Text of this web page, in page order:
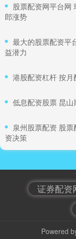
股票配资网平台网
郎涨势
最大的股票配资平
益潜力
港股配资杠杆 按
低息配资股票 昆
泉州股票配资 股
资决策
证券配资
Powered